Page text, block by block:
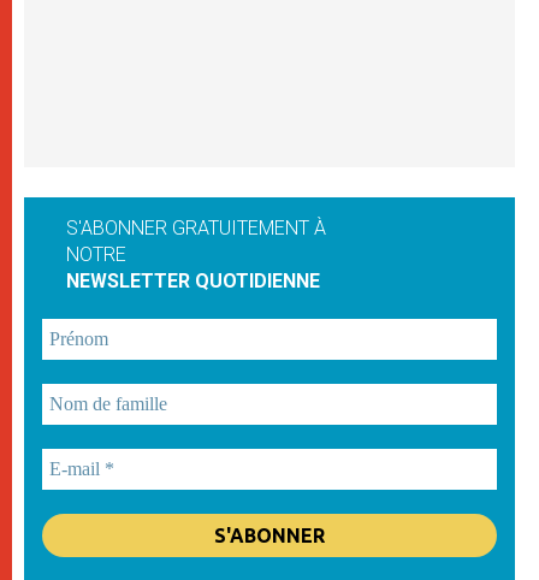
S'ABONNER GRATUITEMENT À
NOTRE
NEWSLETTER QUOTIDIENNE